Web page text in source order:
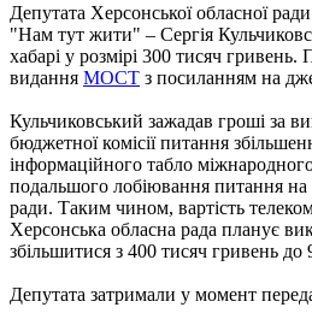
Депутата Херсонської обласної
"Нам тут жити" – Сергія
хабарі у розмірі 300 тисяч
видання МОСТ з посиланням на
Кульчиковський зажадав гроші за
бюджетної комісії питання
інформаційного табло
подальшого лобіювання питання на
ради. Таким чином, вартість
Херсонська обласна рада планує
збільшитися з 400 тисяч гривень до
Депутата затримали у момент